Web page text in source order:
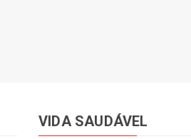
VIDA SAUDÁVEL